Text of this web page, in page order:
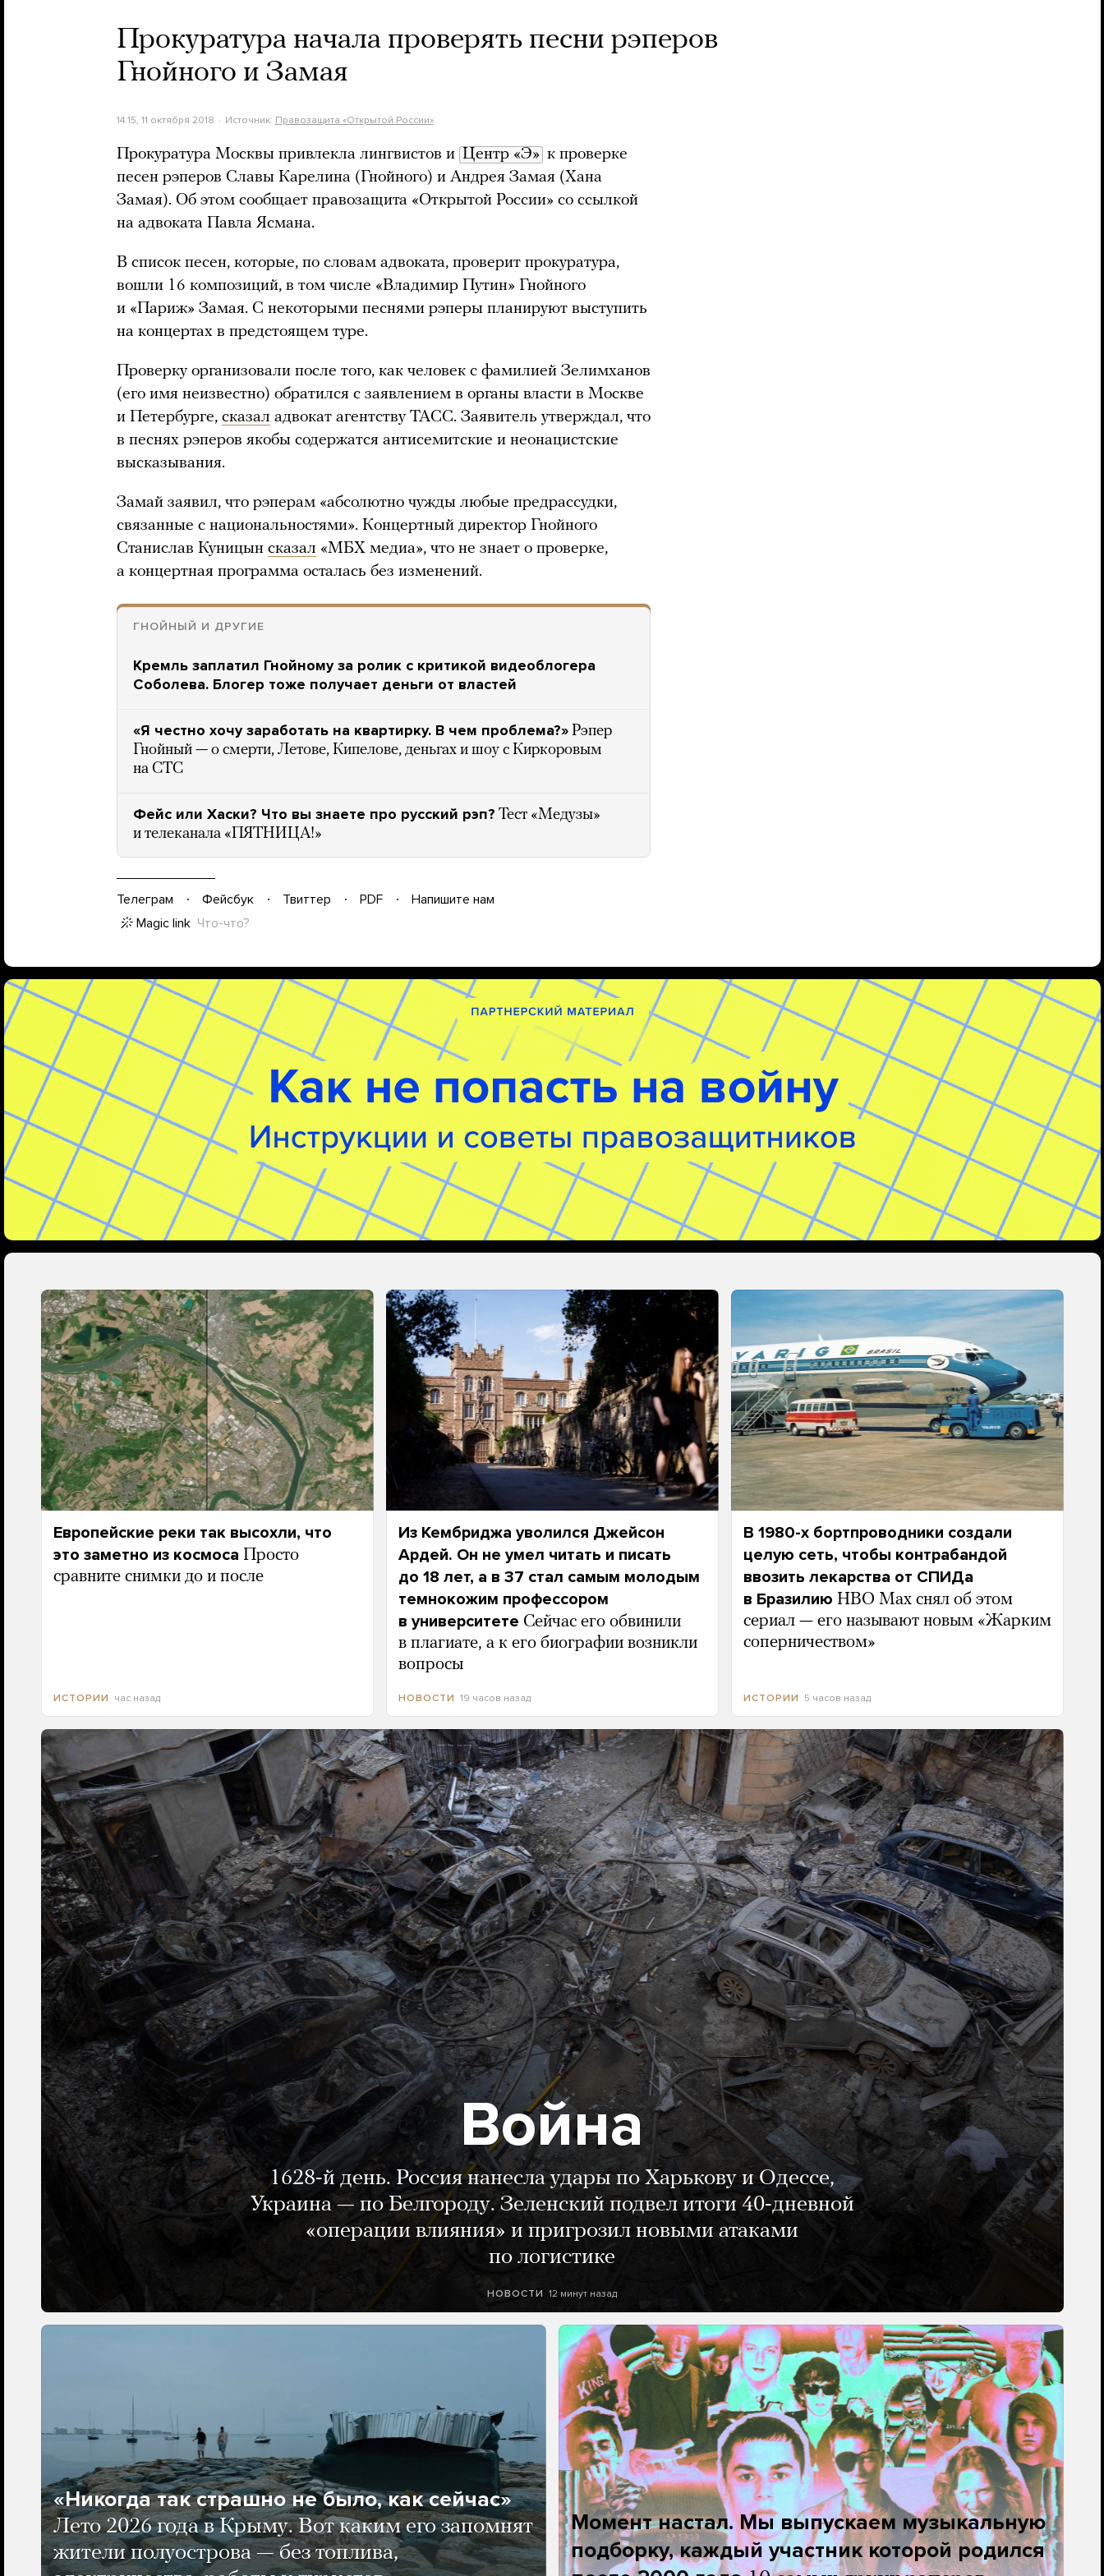
Прокуратура начала проверять песни рэперов
Гнойного и Замая
14:15, 11 октября 2018 Источник: Правозащита «Открытой России»
Прокуратура Москвы привлекла лингвистов и Центр «Э» к проверке
песен рэперов Славы Карелина (Гнойного) и Андрея Замая (Хана
Замая). Об этом сообщает правозащита «Открытой России» со ссылкой
на адвоката Павла Ясмана.
В список песен, которые, по словам адвоката, проверит прокуратура,
вошли 16 композиций, в том числе «Владимир Путин» Гнойного
и «Париж» Замая. С некоторыми песнями рэперы планируют выступить
на концертах в предстоящем туре.
Проверку организовали после того, как человек с фамилией Зелимханов
(его имя неизвестно) обратился с заявлением в органы власти в Москве
и Петербурге, сказал адвокат агентству ТАСС. Заявитель утверждал, что
в песнях рэперов якобы содержатся антисемитские и неонацистские
высказывания.
Замай заявил, что рэперам «абсолютно чужды любые предрассудки,
связанные с национальностями». Концертный директор Гнойного
Станислав Куницын сказал «МБХ медиа», что не знает о проверке,
а концертная программа осталась без изменений.
ГНОЙНЫЙ И ДРУГИЕ
Кремль заплатил Гнойному за ролик с критикой видеоблогера
Соболева. Блогер тоже получает деньги от властей
«Я честно хочу заработать на квартирку. В чем проблема?» Рэпер
Гнойный — о смерти, Летове, Кипелове, деньгах и шоу с Киркоровым
на СТС
Фейс или Хаски? Что вы знаете про русский рэп? Тест «Медузы»
и телеканала «ПЯТНИЦА!»
Телеграм Фейсбук Твиттер PDF
Напишите нам
Magic link Что-что?
Европейские реки так высохли, что
это заметно из космоса Просто
сравните снимки до и после
ИСТОРИИ час назад
Из Кембриджа уволился Джейсон
Ардей. Он не умел читать и писать
до 18 лет, а в 37 стал самым молодым
темнокожим профессором
в университете Сейчас его обвинили
в плагиате, а к его биографии возникли
вопросы
НОВОСТИ 19 часов назад
В 1980-х бортпроводники создали
целую сеть, чтобы контрабандой
ввозить лекарства от СПИДа
в Бразилию HBO Max снял об этом
сериал — его называют новым «Жарким
соперничеством»
ИСТОРИИ 5 часов назад
Война
1628-й день. Россия нанесла удары по Харькову и Одессе,
Украина — по Белгороду. Зеленский подвел итоги 40-дневной
«операции влияния» и пригрозил новыми атаками
по логистике
НОВОСТИ 12 минут назад
«Никогда так страшно не было, как сейчас»
Лето 2026 года в Крыму. Вот каким его запомнят
жители полуострова — без топлива,
Момент настал. Мы выпускаем музыкальную
подборку, каждый участник которой родился